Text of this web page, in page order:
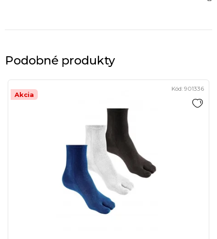
Podobné produkty
Akcia
Kód: 901336